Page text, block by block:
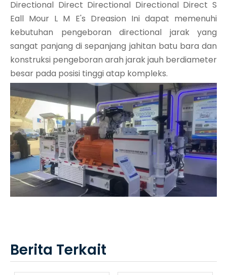
Directional Direct Directional Directional Direct S
Eall Mour L M E's Dreasion Ini dapat memenuhi
kebutuhan pengeboran directional jarak yang
sangat panjang di sepanjang jahitan batu bara dan
konstruksi pengeboran arah jarak jauh berdiameter
besar pada posisi tinggi atap kompleks.
Berita Terkait